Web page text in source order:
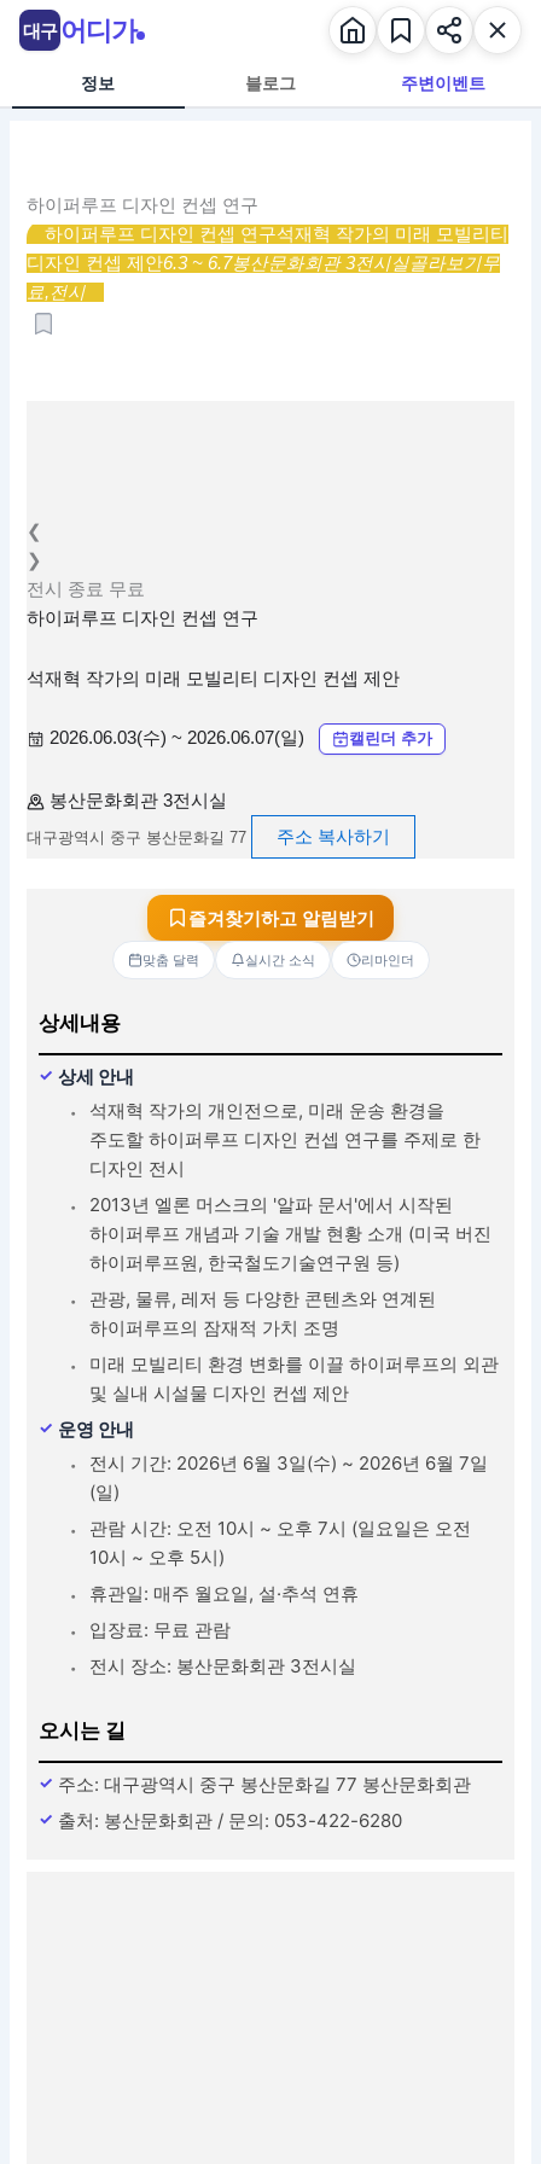
정보 블로그 주변이벤트
하이퍼루프 디자인 컨셉 연구
하이퍼루프 디자인 컨셉 연구석재혁 작가의 미래 모빌리티
디자인 컨셉 제안6.3 ~ 6.7봉산문화회관 3전시실골라보기무
료,전시
❮
❯
전시 종료 무료
하이퍼루프 디자인 컨셉 연구
석재혁 작가의 미래 모빌리티 디자인 컨셉 제안
2026.06.03(수) ~ 2026.06.07(일) 캘린더 추가
봉산문화회관 3전시실
대구광역시 중구 봉산문화길 77 주소 복사하기
즐겨찾기하고 알림받기
맞춤 달력 실시간 소식 리마인더
상세내용
상세 안내
석재혁 작가의 개인전으로, 미래 운송 환경을
주도할 하이퍼루프 디자인 컨셉 연구를 주제로 한
디자인 전시
2013년 엘론 머스크의 '알파 문서'에서 시작된
하이퍼루프 개념과 기술 개발 현황 소개 (미국 버진
하이퍼루프원, 한국철도기술연구원 등)
관광, 물류, 레저 등 다양한 콘텐츠와 연계된
하이퍼루프의 잠재적 가치 조명
미래 모빌리티 환경 변화를 이끌 하이퍼루프의 외관
및 실내 시설물 디자인 컨셉 제안
운영 안내
전시 기간: 2026년 6월 3일(수) ~ 2026년 6월 7일
(일)
관람 시간: 오전 10시 ~ 오후 7시 (일요일은 오전
10시 ~ 오후 5시)
휴관일: 매주 월요일, 설·추석 연휴
입장료: 무료 관람
전시 장소: 봉산문화회관 3전시실
오시는 길
주소: 대구광역시 중구 봉산문화길 77 봉산문화회관
출처: 봉산문화회관 / 문의: 053-422-6280
대구 어디가